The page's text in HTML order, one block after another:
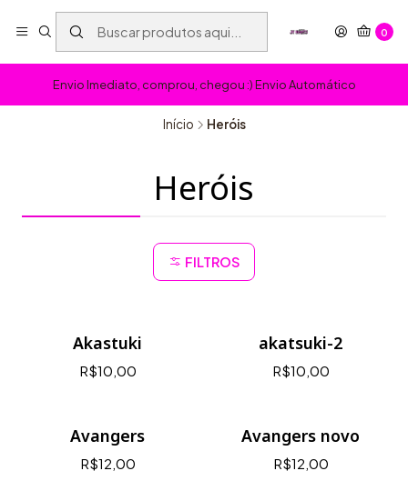
0
Envio Imediato, comprou, chegou :) Envio Automático
Início Heróis
Heróis
FILTROS
Akastuki
R$10,00
akatsuki-2
R$10,00
Avangers
R$12,00
Avangers novo
R$12,00